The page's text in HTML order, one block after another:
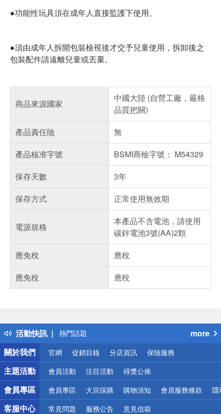
●功能性玩具須在成年人直接監護下使用。
●須由成年人拆開包裝檢視後才交予兒童使用，拆卸後之
包裝配件請遠離兒童或丟棄。
商品來源國家
中國大陸 (自營工廠，嚴格
品質把關)
產品責任險
無
產品核准字號
BSMI商檢字號： M54329
保存天數
3年
保存方式
正常使用無效期
電源規格
本產品不含電池，請使用
碳鋅電池3號(AA)2顆
應免稅
應稅
應免稅
應稅
活動快訊
得獎公告
熱門話題
銀行優惠
偏遠地區配送
詐騙網頁！請小心！
more
關於我們
官網 促銷目錄 分店資訊 保險服務
主題活動 會員活動 注目活動 得獎公佈
會員專區 會員專區 大宗採購 購物須知 會員服務條款 隱
客服中心 常見問題 服務公告 意見信箱